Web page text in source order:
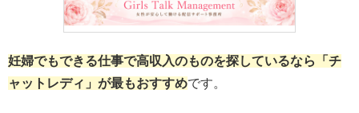
妊婦でもできる仕事で高収入のものを探しているなら「チ
ャットレディ」が最もおすすめです。